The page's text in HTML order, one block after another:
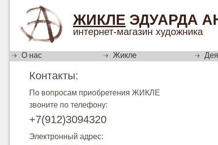
ЖИКЛЕ ЭДУАРДА
интернет-магазин художника
О нас Жикле
Контакты:
По вопросам приобретения ЖИКЛЕ
звоните по телефону:
+7(912)3094320
Электронный адрес: